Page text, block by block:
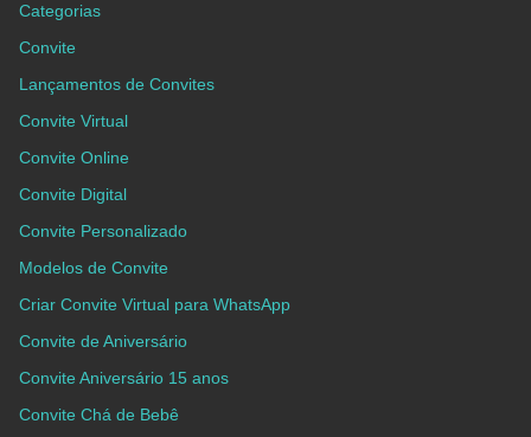
Categorias
Convite
Lançamentos de Convites
Convite Virtual
Convite Online
Convite Digital
Convite Personalizado
Modelos de Convite
Criar Convite Virtual para WhatsApp
Convite de Aniversário
Convite Aniversário 15 anos
Convite Chá de Bebê